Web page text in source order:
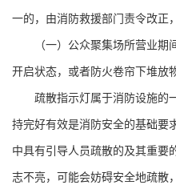
一的，由消防救援部门责令改正
（一）公众聚集场所营业期
开启状态，或者防火卷帘下堆放
疏散指示灯属于消防设施的
持完好有效是消防安全的基础要
中具有引导人员疏散的及其重要
志不亮，可能会妨碍安全地疏散